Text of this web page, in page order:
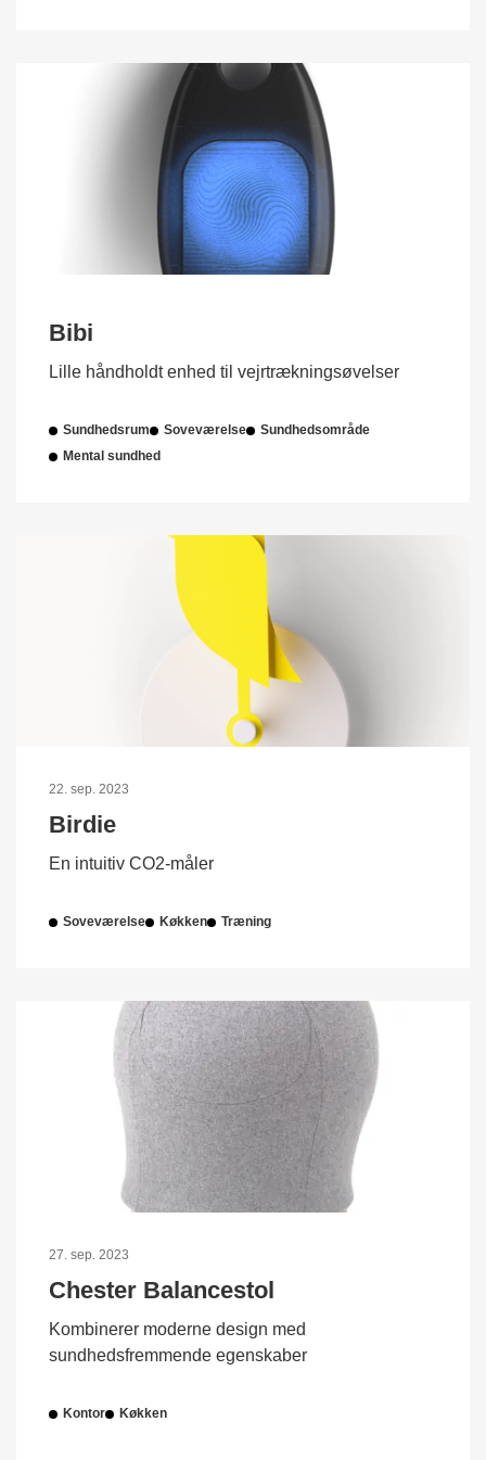
Bibi
Lille håndholdt enhed til vejrtrækningsøvelser
Sundhedsrum Soveværelse
Sundhedsområde
Mental sundhed
22. sep. 2023
Birdie
En intuitiv CO2-måler
Soveværelse Køkken Træning
27. sep. 2023
Chester Balancestol
Kombinerer moderne design med
sundhedsfremmende egenskaber
Kontor Køkken